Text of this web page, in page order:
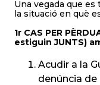
Una vegada que
la situació en què
1r CAS PER
estiguin JUNTS)
Acudir a la
denúncia de